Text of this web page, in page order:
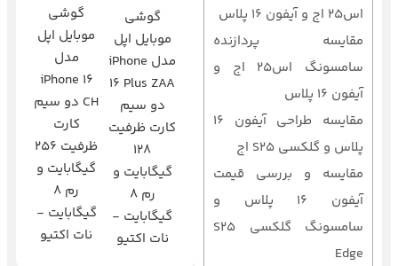
اس25 اج و آیفون 16 پلاس
مقایسه پردازنده
سامسونگ اس25 اج و
آیفون 16 پلاس
مقایسه طراحی آیفون 16
پلاس و گلکسی S25 اج
مقایسه و بررسی قیمت
آیفون 16 پلاس و
سامسونگ گلکسی S25
Edge
گوشی
موبایل اپل
مدل iPhone
16 Plus ZAA
دو سیم‌
کارت ظرفیت
128
گیگابایت و
رم 8
گیگابایت -
نات اکتیو
گوشی
موبایل اپل
مدل
iPhone 16
CH دو سیم
کارت
ظرفیت 256
گیگابایت و
رم 8
گیگابایت -
نات اکتیو